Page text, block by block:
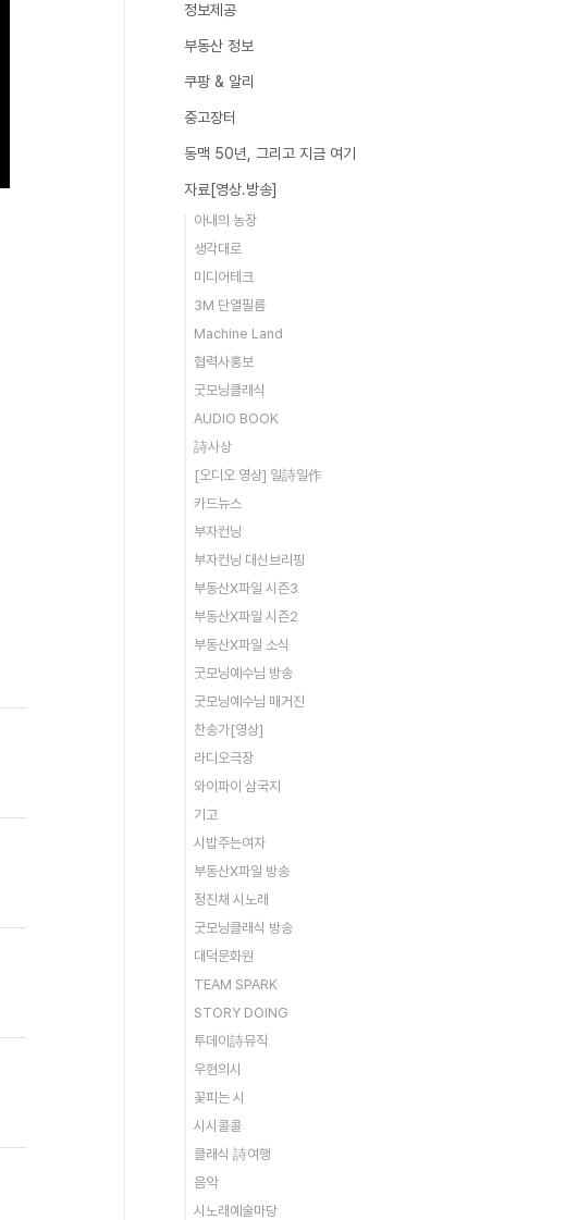
정보제공
부동산 정보
쿠팡 & 알리
중고장터
동맥 50년, 그리고 지금 여기
자료[영상.방송]
아내의 농장
생각대로
미디어테크
3M 단열필름
Machine Land
협력사홍보
굿모닝클래식
AUDIO BOOK
詩사상
[오디오 영상] 일詩일作
카드뉴스
부자컨닝
부자컨닝 대신브리핑
부동산X파일 시즌3
부동산X파일 시즌2
부동산X파일 소식
굿모닝예수님 방송
굿모닝예수님 매거진
찬송가[영상]
라디오극장
와이파이 삼국지
기고
시밥주는여자
부동산X파일 방송
정진채 시노래
굿모닝클래식 방송
대덕문화원
TEAM SPARK
STORY DOING
투데이詩뮤직
우현의시
꽃피는 시
시시콜콜
클래식 詩여행
음악
시노래예술마당